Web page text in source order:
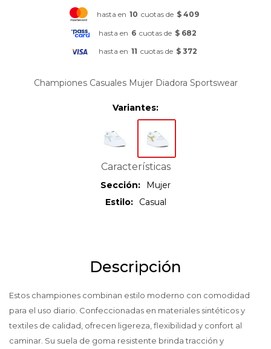
hasta en 10 cuotas de $ 409
hasta en 6 cuotas de $ 682
hasta en 11 cuotas de $ 372
Championes Casuales Mujer Diadora Sportswear
Variantes:
Características
Sección
Mujer
Estilo
Casual
Descripción
Estos championes combinan estilo moderno con comodidad
para el uso diario. Confeccionadas en materiales sintéticos y
textiles de calidad, ofrecen ligereza, flexibilidad y confort al
caminar. Su suela de goma resistente brinda tracción y